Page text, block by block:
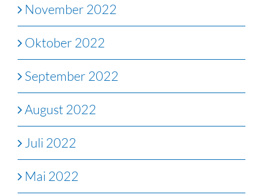
November 2022
Oktober 2022
September 2022
August 2022
Juli 2022
Mai 2022